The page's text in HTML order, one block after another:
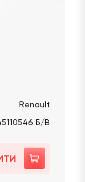
Renault
Б/В